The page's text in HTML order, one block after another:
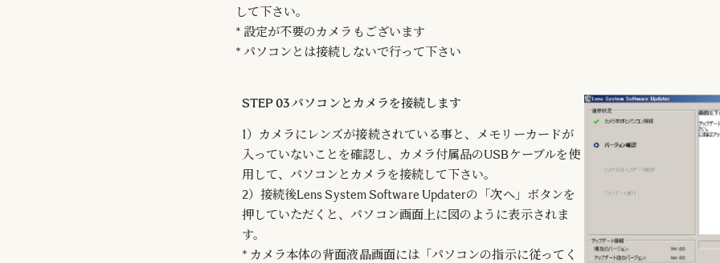
して下さい。
* 設定が不要のカメラもございます
* パソコンとは接続しないで行って下さい
STEP 03 パソコンとカメラを接続します
1）カメラにレンズが接続されている事と、メモリーカードが
入っていないことを確認し、カメラ付属品のUSBケーブルを使
用して、パソコンとカメラを接続して下さい。
2）接続後Lens System Software Updaterの「次へ」ボタンを
押していただくと、パソコン画面上に図のように表示されま
す。
* カメラ本体の背面液晶画面には「パソコンの指示に従ってく